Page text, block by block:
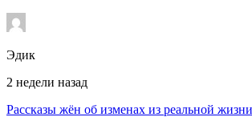
Эдик
2 недели назад
Рассказы жён об изменах из реальной жизни